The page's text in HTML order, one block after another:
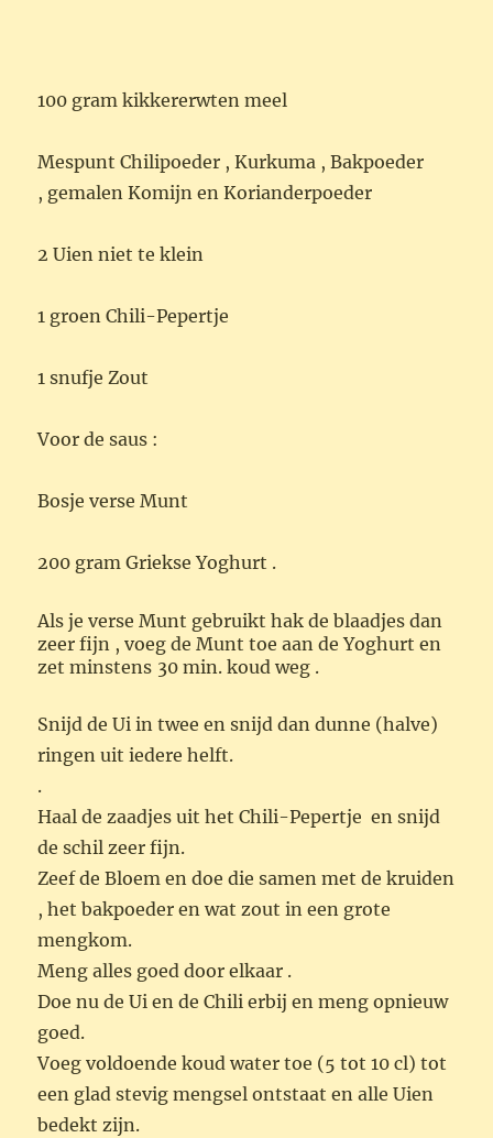
100 gram kikkererwten meel
Mespunt Chilipoeder ,Kurkuma ,Bakpoeder
, gemalen Komijn enKorianderpoeder
2 Uien niet te klein
1 groen Chili-Pepertje
1 snufje Zout
Voor de saus :
Bosje verse Munt
200 gram Griekse Yoghurt .
Als je verse Munt gebruikt hak de blaadjes dan
zeer fijn , voeg de Munt toe aan de Yoghurt en
zet minstens 30 min. koud weg .
Snijd de Ui in twee en snijd dan dunne (halve)
ringen uit iedere helft.
.
Haal de zaadjes uit het Chili-Pepertje en snijd
de schil zeer fijn.
Zeef de Bloem en doe die samen met de kruiden
, het bakpoeder en wat zout in een grote
mengkom.
Meng alles goed door elkaar .
Doe nu de Ui en de Chili erbij en meng opnieuw
goed.
Voeg voldoende koud water toe (5 tot 10 cl) tot
een glad stevig mengsel ontstaat en alle Uien
bedekt zijn.